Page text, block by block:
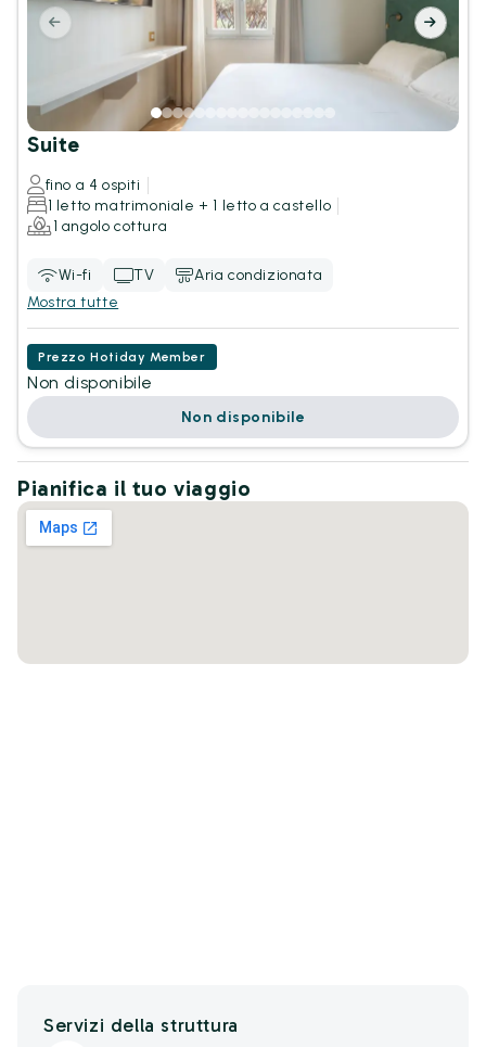
Suite
fino a 4 ospiti
1 letto matrimoniale + 1 letto a castello
1 angolo cottura
Wi-fi TV
Aria condizionata
Mostra tutte
Prezzo Hotiday Member
Non disponibile
Non disponibile
Pianifica il tuo viaggio
Servizi della struttura